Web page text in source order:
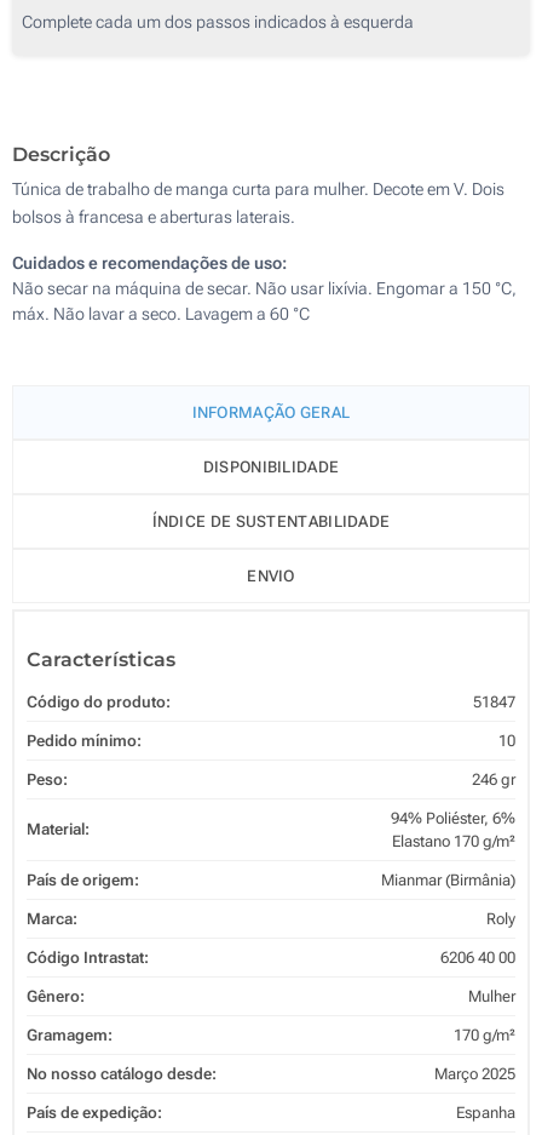
Sem impressão
Complete cada um dos passos indicados à esquerda
Descrição
Túnica de trabalho de manga curta para mulher. Decote em V. Dois
bolsos à francesa e aberturas laterais.
Cuidados e recomendações de uso:
Não secar na máquina de secar. Não usar lixívia. Engomar a 150 °C,
máx. Não lavar a seco. Lavagem a 60 °C
INFORMAÇÃO GERAL
DISPONIBILIDADE
ÍNDICE DE SUSTENTABILIDADE
ENVIO
Características
Código do produto: 51847
Pedido mínimo: 10
Peso: 246 gr
Material:
94% Poliéster, 6%
Elastano 170 g/m²
País de origem: Mianmar (Birmânia)
Marca: Roly
Código Intrastat: 6206 40 00
Gênero: Mulher
Gramagem: 170 g/m²
No nosso catálogo desde: Março 2025
País de expedição: Espanha